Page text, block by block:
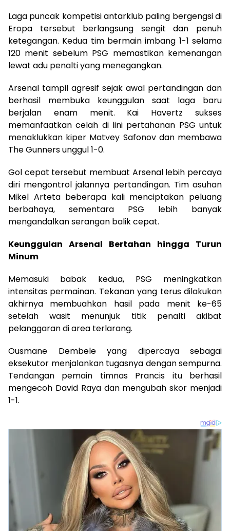
Laga puncak kompetisi antarklub paling bergengsi di
Eropa tersebut berlangsung sengit dan penuh
ketegangan. Kedua tim bermain imbang 1-1 selama
120 menit sebelum PSG memastikan kemenangan
lewat adu penalti yang menegangkan.
Arsenal tampil agresif sejak awal pertandingan dan
berhasil membuka keunggulan saat laga baru
berjalan enam menit. Kai Havertz sukses
memanfaatkan celah di lini pertahanan PSG untuk
menaklukkan kiper Matvey Safonov dan membawa
The Gunners unggul 1-0.
Gol cepat tersebut membuat Arsenal lebih percaya
diri mengontrol jalannya pertandingan. Tim asuhan
Mikel Arteta beberapa kali menciptakan peluang
berbahaya, sementara PSG lebih banyak
mengandalkan serangan balik cepat.
Keunggulan Arsenal Bertahan hingga Turun
Minum
Memasuki babak kedua, PSG meningkatkan
intensitas permainan. Tekanan yang terus dilakukan
akhirnya membuahkan hasil pada menit ke-65
setelah wasit menunjuk titik penalti akibat
pelanggaran di area terlarang.
Ousmane Dembele yang dipercaya sebagai
eksekutor menjalankan tugasnya dengan sempurna.
Tendangan pemain timnas Prancis itu berhasil
mengecoh David Raya dan mengubah skor menjadi
1-1.